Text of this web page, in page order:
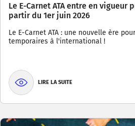
Le E-Carnet ATA entre en vigueur
partir du 1er juin 2026
Le E-Carnet ATA : une nouvelle ère
temporaires à l'international !
LIRE LA SUITE